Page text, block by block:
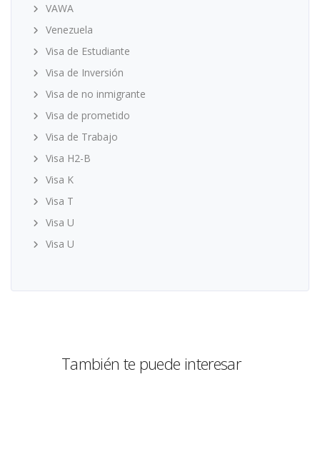
VAWA
Venezuela
Visa de Estudiante
Visa de Inversión
Visa de no inmigrante
Visa de prometido
Visa de Trabajo
Visa H2-B
Visa K
Visa T
Visa U
Visa U
También te puede interesar